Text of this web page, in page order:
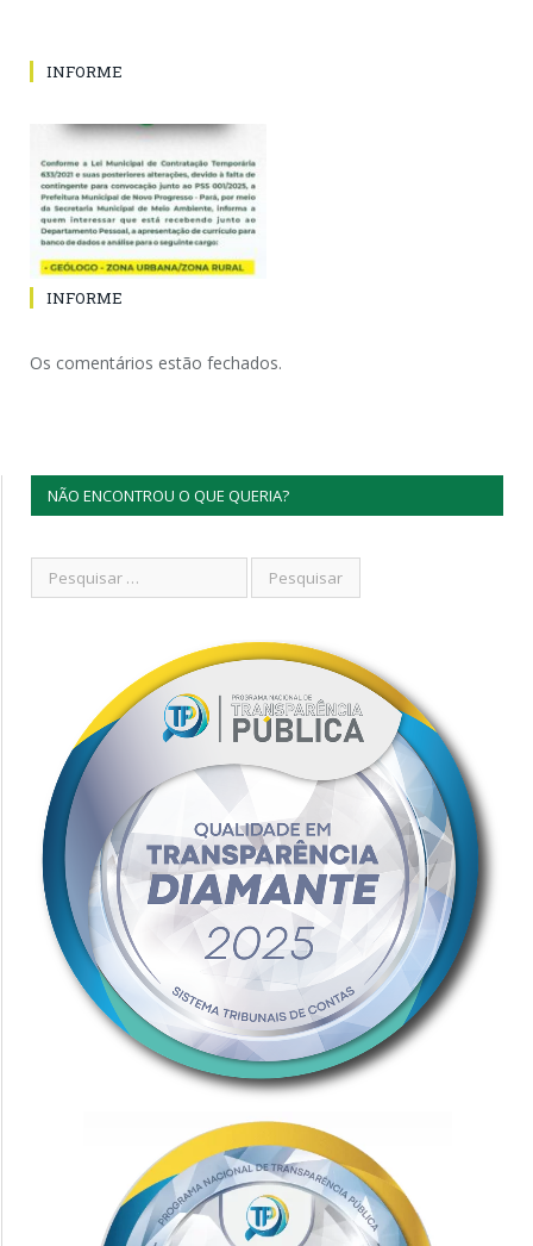
INFORME
INFORME
Os comentários estão fechados.
NÃO ENCONTROU O QUE QUERIA?